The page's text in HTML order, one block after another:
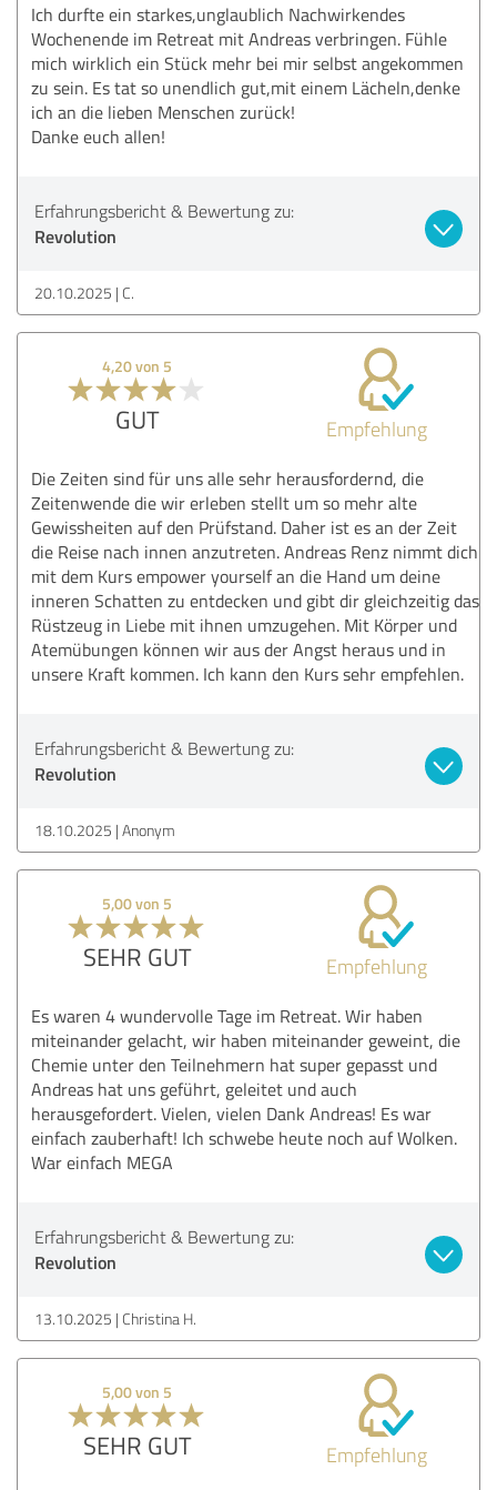
Ich durfte ein starkes,unglaublich Nachwirkendes
Wochenende im Retreat mit Andreas verbringen. Fühle
mich wirklich ein Stück mehr bei mir selbst angekommen
zu sein. Es tat so unendlich gut,mit einem Lächeln,denke
ich an die lieben Menschen zurück!
Danke euch allen!
Erfahrungsbericht & Bewertung zu:
Revolution
20.10.2025 C.
4,20 von 5
GUT Empfehlung
Die Zeiten sind für uns alle sehr herausfordernd, die
Zeitenwende die wir erleben stellt um so mehr alte
Gewissheiten auf den Prüfstand. Daher ist es an der Zeit
die Reise nach innen anzutreten. Andreas Renz nimmt dich
mit dem Kurs empower yourself an die Hand um deine
inneren Schatten zu entdecken und gibt dir gleichzeitig das
Rüstzeug in Liebe mit ihnen umzugehen. Mit Körper und
Atemübungen können wir aus der Angst heraus und in
unsere Kraft kommen. Ich kann den Kurs sehr empfehlen.
Erfahrungsbericht & Bewertung zu:
Revolution
18.10.2025 Anonym
5,00 von 5
SEHR GUT Empfehlung
Es waren 4 wundervolle Tage im Retreat. Wir haben
miteinander gelacht, wir haben miteinander geweint, die
Chemie unter den Teilnehmern hat super gepasst und
Andreas hat uns geführt, geleitet und auch
herausgefordert. Vielen, vielen Dank Andreas! Es war
einfach zauberhaft! Ich schwebe heute noch auf Wolken.
War einfach MEGA
Erfahrungsbericht & Bewertung zu:
Revolution
13.10.2025 Christina H.
5,00 von 5
SEHR GUT Empfehlung